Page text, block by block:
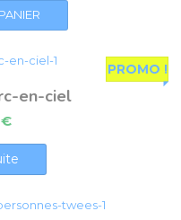
PROMO !
en-ciel
€